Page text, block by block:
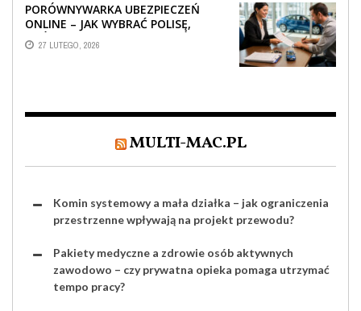
PORÓWNYWARKA UBEZPIECZEŃ
ONLINE – JAK WYBRAĆ POLISĘ,
KTÓRA REALNIE CHRONI TWÓJ
MAJĄTEK?
27 LUTEGO, 2026
MULTI-MAC.PL
Komin systemowy a mała działka – jak ograniczenia
przestrzenne wpływają na projekt przewodu?
Pakiety medyczne a zdrowie osób aktywnych
zawodowo – czy prywatna opieka pomaga utrzymać
tempo pracy?